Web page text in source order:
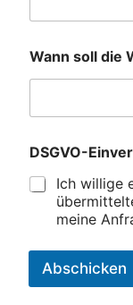
Wann soll die
DSGVO-
Ich willige
meine
Abschicken